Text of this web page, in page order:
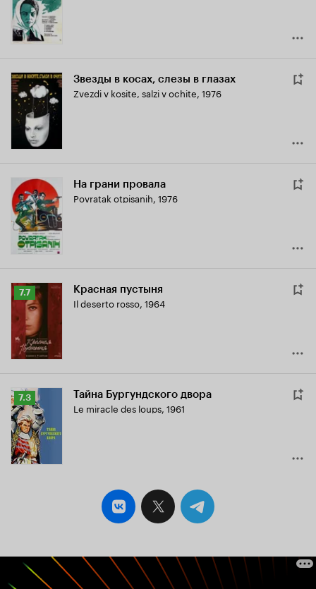
Звезды в косах, слезы в глазах
Zvezdi v kosite, salzi v ochite, 1976
На грани провала
Povratak otpisanih, 1976
Рейтинг
Кинопоиска
7.7
7.7 Красная пустыня
Il deserto rosso, 1964
Рейтинг
Кинопоиска
7.3
7.3 Тайна Бургундского двора
Le miracle des loups, 1961